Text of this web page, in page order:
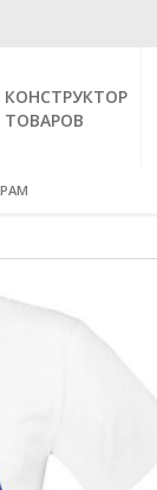
КОНСТРУКТОР
ТОВАРОВ